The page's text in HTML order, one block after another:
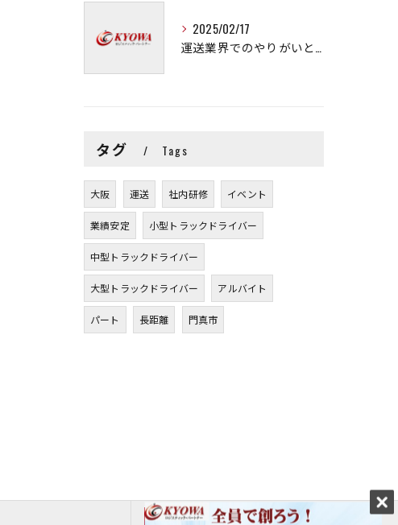
2025/02/17
運送業界でのやりがいと可能性
タグ Tags
大阪 運送 社内研修 イベント
業績安定 小型トラックドライバー
中型トラックドライバー
大型トラックドライバー アルバイト
パート 長距離 門真市